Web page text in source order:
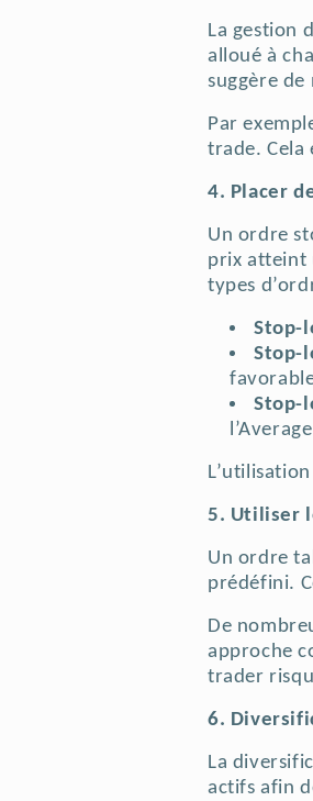
La gestion
alloué à
suggère
Par
trade. Cela
4. Placer
Un ordre
prix atteint
types
Stop-
Stop-
Stop-
5. Utiliser
Un ordre
prédéfini.
De
approche
trader
6.
La
actifs afin